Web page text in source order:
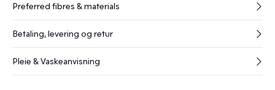
Preferred fibres & materials
Betaling, levering og retur
Pleie & Vaskeanvisning